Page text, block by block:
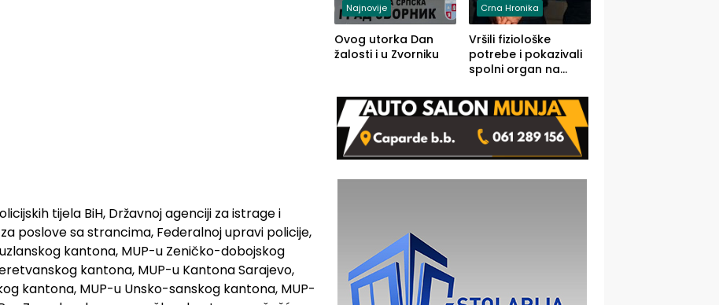
tijela BiH, Državnoj agenciji za istrage i
poslove sa strancima, Federalnoj upravi policije,
kantona, MUP-u Zeničko-dobojskog
kantona, MUP-u Kantona Sarajevo,
kantona, MUP-u Unsko-sanskog kantona, MUP-
Najnovije
Ovog utorka Dan
žalosti i u Zvorniku
Crna Hronika
Vršili fiziološke
potrebe i pokazivali
spolni organ na
uslijedile kazne